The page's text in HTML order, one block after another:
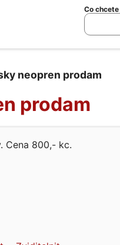
Co
neopren prodam
prodam
Cena 800,- kc.